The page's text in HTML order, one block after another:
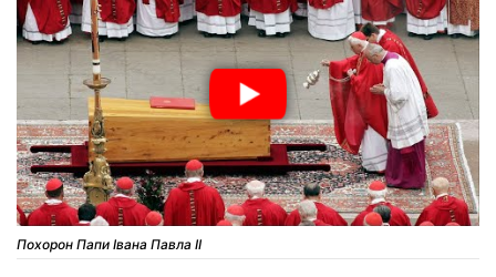
Похорон Папи Івана Павла II